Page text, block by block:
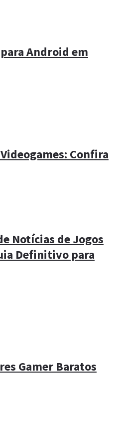
Gamer Baratos
Android em
Confira